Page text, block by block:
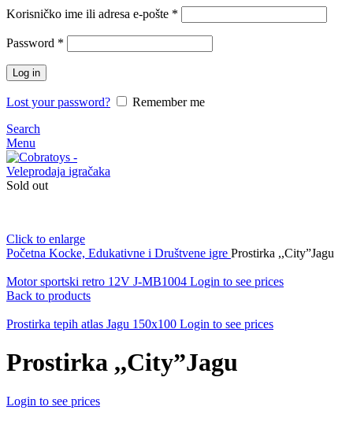
Korisničko ime ili adresa e-pošte *
Password *
Log in
Lost your password?
Remember me
Search
Menu
Sold out
Click to enlarge
Početna Kocke, Edukativne i Društvene igre Prostirka ,,City”Jagu
Motor sportski retro 12V J-MB1004 Login to see prices
Back to products
Prostirka tepih atlas Jagu 150x100 Login to see prices
Prostirka ,,City”Jagu
Login to see prices